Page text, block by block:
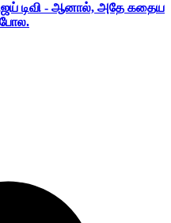
டிவி - ஆனால், அதே கதைய